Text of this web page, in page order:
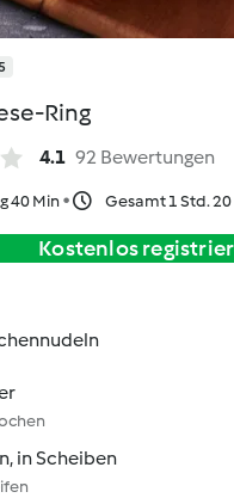
Ring
4.1 92 Bewertungen
40 Min Gesamt 1 Std.
Kostenlos
in Scheiben